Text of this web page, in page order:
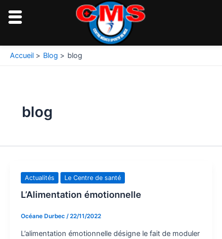
Accueil Blog blog
blog
Actualités Le Centre de santé
L’Alimentation émotionnelle
Océane Durbec /22/11/2022
L’alimentation émotionnelle désigne le fait de moduler